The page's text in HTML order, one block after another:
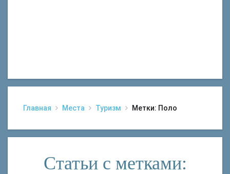
Главная Места Туризм Метки: Поло
Статьи с метками: